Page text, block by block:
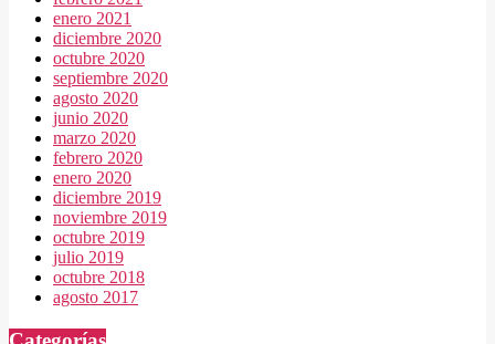
enero 2021
diciembre 2020
octubre 2020
septiembre 2020
agosto 2020
junio 2020
marzo 2020
febrero 2020
enero 2020
diciembre 2019
noviembre 2019
octubre 2019
julio 2019
octubre 2018
agosto 2017